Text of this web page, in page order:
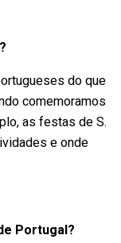
do que
comemoramos
as festas de S.
e onde
Portugal?